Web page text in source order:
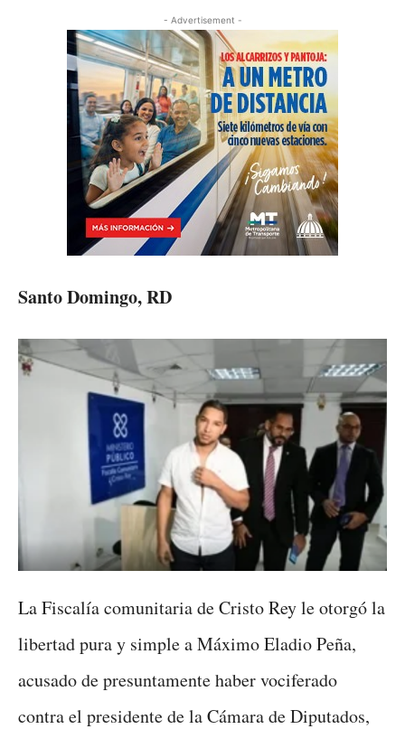
- Advertisement -
Santo Domingo, RD
La Fiscalía comunitaria de Cristo Rey le otorgó la
libertad pura y simple a Máximo Eladio Peña,
acusado de presuntamente haber vociferado
contra el presidente de la Cámara de Diputados,